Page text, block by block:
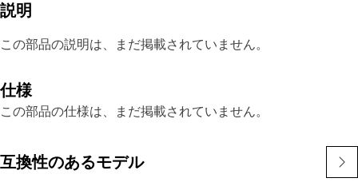
説明
この部品の説明は、まだ掲載されていません。
仕様
この部品の仕様は、まだ掲載されていません。
互換性のあるモデル